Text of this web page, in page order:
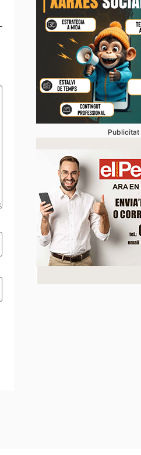
[Amb vídeos] L’arribada
acompanyada de
Publicitat